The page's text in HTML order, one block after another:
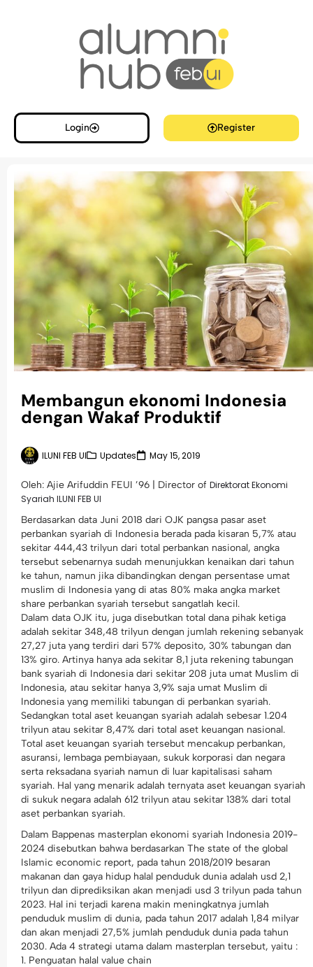
Login Register
Membangun ekonomi Indonesia
dengan Wakaf Produktif
ILUNI FEB UI Updates May 15, 2019
Oleh: Ajie Arifuddin FEUI ’96 | Director of Direktorat Ekonomi
Syariah ILUNI FEB UI
Berdasarkan data Juni 2018 dari OJK pangsa pasar aset
perbankan syariah di Indonesia berada pada kisaran 5,7% atau
sekitar 444,43 trilyun dari total perbankan nasional, angka
tersebut sebenarnya sudah menunjukkan kenaikan dari tahun
ke tahun, namun jika dibandingkan dengan persentase umat
muslim di Indonesia yang di atas 80% maka angka market
share perbankan syariah tersebut sangatlah kecil.
Dalam data OJK itu, juga disebutkan total dana pihak ketiga
adalah sekitar 348,48 trilyun dengan jumlah rekening sebanyak
27,27 juta yang terdiri dari 57% deposito, 30% tabungan dan
13% giro. Artinya hanya ada sekitar 8,1 juta rekening tabungan
bank syariah di Indonesia dari sekitar 208 juta umat Muslim di
Indonesia, atau sekitar hanya 3,9% saja umat Muslim di
Indonesia yang memiliki tabungan di perbankan syariah.
Sedangkan total aset keuangan syariah adalah sebesar 1.204
trilyun atau sekitar 8,47% dari total aset keuangan nasional.
Total aset keuangan syariah tersebut mencakup perbankan,
asuransi, lembaga pembiayaan, sukuk korporasi dan negara
serta reksadana syariah namun di luar kapitalisasi saham
syariah. Hal yang menarik adalah ternyata aset keuangan syariah
di sukuk negara adalah 612 trilyun atau sekitar 138% dari total
aset perbankan syariah.
Dalam Bappenas masterplan ekonomi syariah Indonesia 2019-
2024 disebutkan bahwa berdasarkan The state of the global
Islamic economic report, pada tahun 2018/2019 besaran
makanan dan gaya hidup halal penduduk dunia adalah usd 2,1
trilyun dan diprediksikan akan menjadi usd 3 trilyun pada tahun
2023. Hal ini terjadi karena makin meningkatnya jumlah
penduduk muslim di dunia, pada tahun 2017 adalah 1,84 milyar
dan akan menjadi 27,5% jumlah penduduk dunia pada tahun
2030. Ada 4 strategi utama dalam masterplan tersebut, yaitu :
1. Penguatan halal value chain